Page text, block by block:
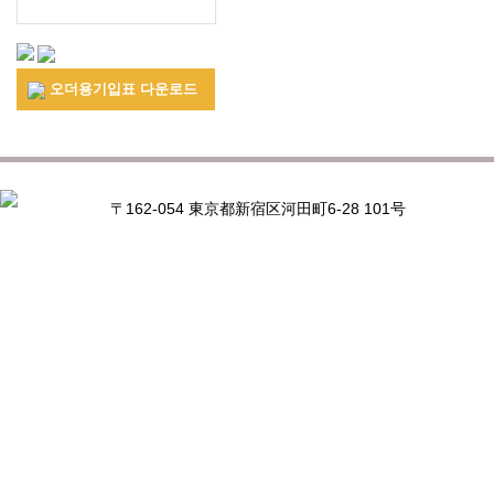
오더용기입표 다운로드
〒162-054 東京都新宿区河田町6-28 101号